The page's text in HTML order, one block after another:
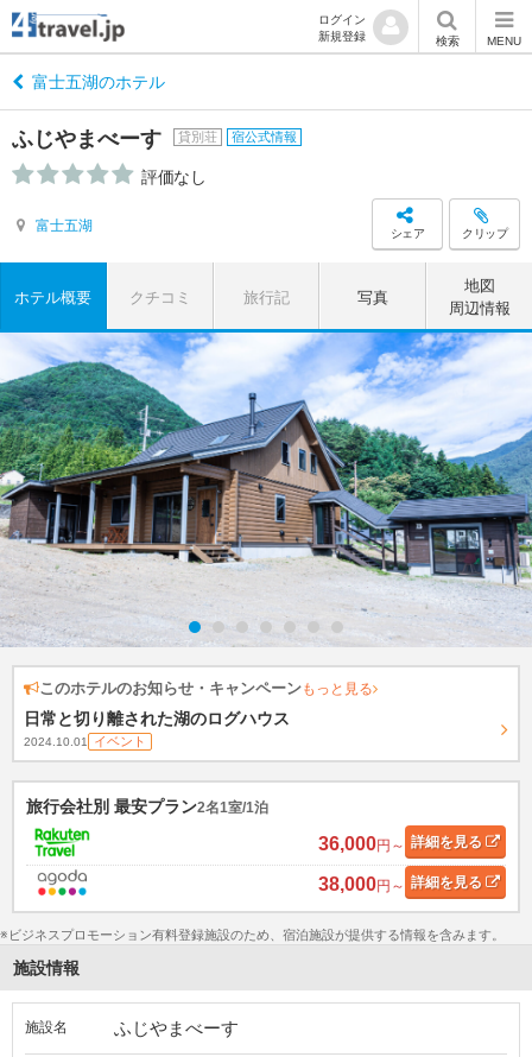
ログイン
新規登録
検索 MENU
富士五湖のホテル
ふじやまべーす 貸別荘 宿公式情報
評価なし
富士五湖 シェア クリップ
ホテル概要 クチコミ 旅行記 写真
地図
周辺情報
このホテルのお知らせ・キャンペーンもっと見る
日常と切り離された湖のログハウス
2024.10.01 イベント
旅行会社別 最安プラン2名1室/1泊
36,000円～ 詳細を見る
38,000円～ 詳細を見る
※ビジネスプロモーション有料登録施設のため、宿泊施設が提供する情報を含みます。
施設情報
施設名 ふじやまべーす